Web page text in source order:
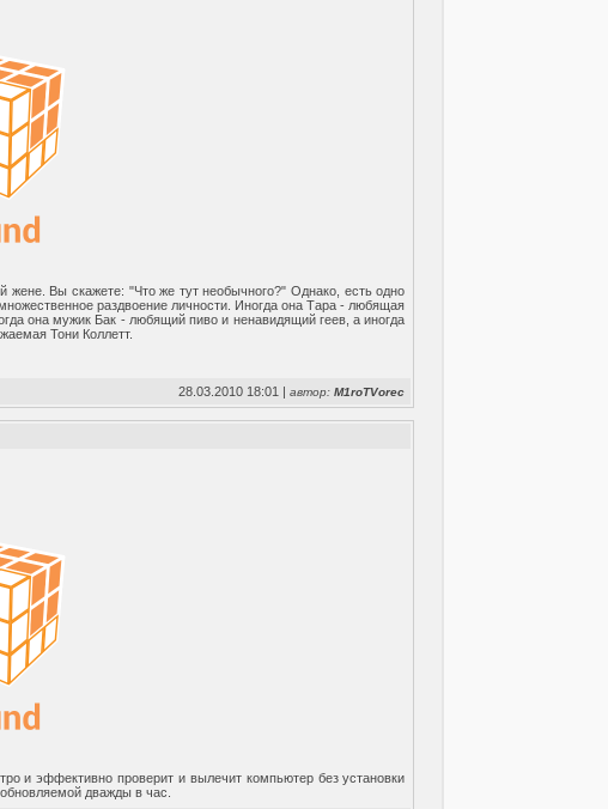
Вы скажете: "Что же тут необычного?" Однако, есть одно
раздвоение личности. Иногда она Тара - любящая
она мужик Бак - любящий пиво и ненавидящий геев, а иногда
Тони Коллетт.
28.03.2010 18:01 |автор:M1roTVorec
и эффективно проверит и вылечит компьютер без установки
дважды в час.